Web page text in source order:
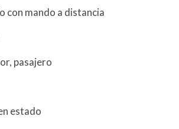
con mando a distancia
pasajero
estado